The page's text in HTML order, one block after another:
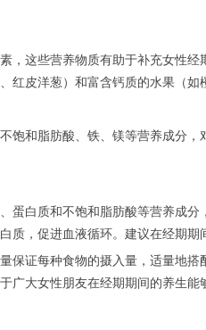
这些营养物质有助于补充女性经
皮洋葱）和富含钙质的水果（如
和脂肪酸、铁、镁等营养成分，
白质和不饱和脂肪酸等营养成分
质，促进血液循环。建议在经期期
证每种食物的摄入量，适量地搭
大女性朋友在经期期间的养生能